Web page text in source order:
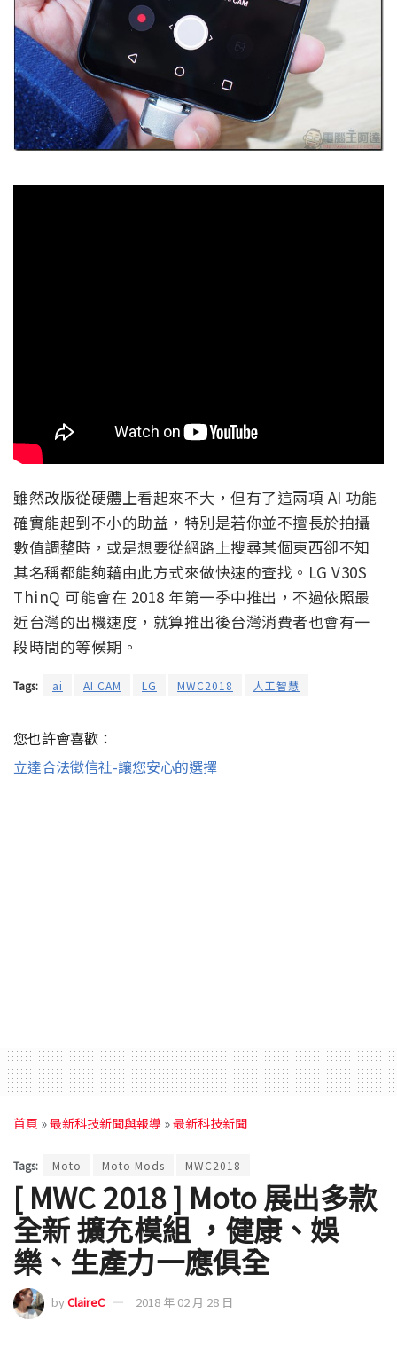
雖然改版從硬體上看起來不大，但有了這兩項 AI 功能
確實能起到不小的助益，特別是若你並不擅長於拍攝
數值調整時，或是想要從網路上搜尋某個東西卻不知
其名稱都能夠藉由此方式來做快速的查找。LG V30S
ThinQ 可能會在 2018 年第一季中推出，不過依照最
近台灣的出機速度，就算推出後台灣消費者也會有一
段時間的等候期。
Tags: ai AI CAM LG MWC2018 人工智慧
您也許會喜歡：
立達合法徵信社-讓您安心的選擇
首頁 »最新科技新聞與報導 »最新科技新聞
Tags: Moto Moto Mods MWC2018
[ MWC 2018 ] Moto 展出多款
全新 擴充模組 ，健康、娛
樂、生產力一應俱全
byClaireC 2018 年 02 月 28 日